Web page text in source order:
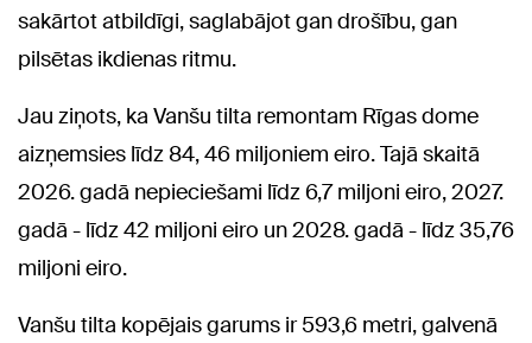
sakārtot atbildīgi, saglabājot gan drošību, gan
pilsētas ikdienas ritmu.
Jau ziņots, ka Vanšu tilta remontam Rīgas dome
aizņemsies līdz 84, 46 miljoniem eiro. Tajā skaitā
2026. gadā nepieciešami līdz 6,7 miljoni eiro, 2027.
gadā - līdz 42 miljoni eiro un 2028. gadā - līdz 35,76
miljoni eiro.
Vanšu tilta kopējais garums ir 593,6 metri, galvenā